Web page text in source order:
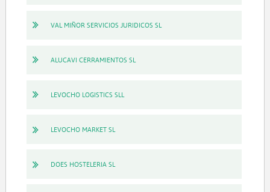
VAL MIÑOR SERVICIOS JURIDICOS SL
ALUCAVI CERRAMIENTOS SL
LEVOCHO LOGISTICS SLL
LEVOCHO MARKET SL
DOES HOSTELERIA SL